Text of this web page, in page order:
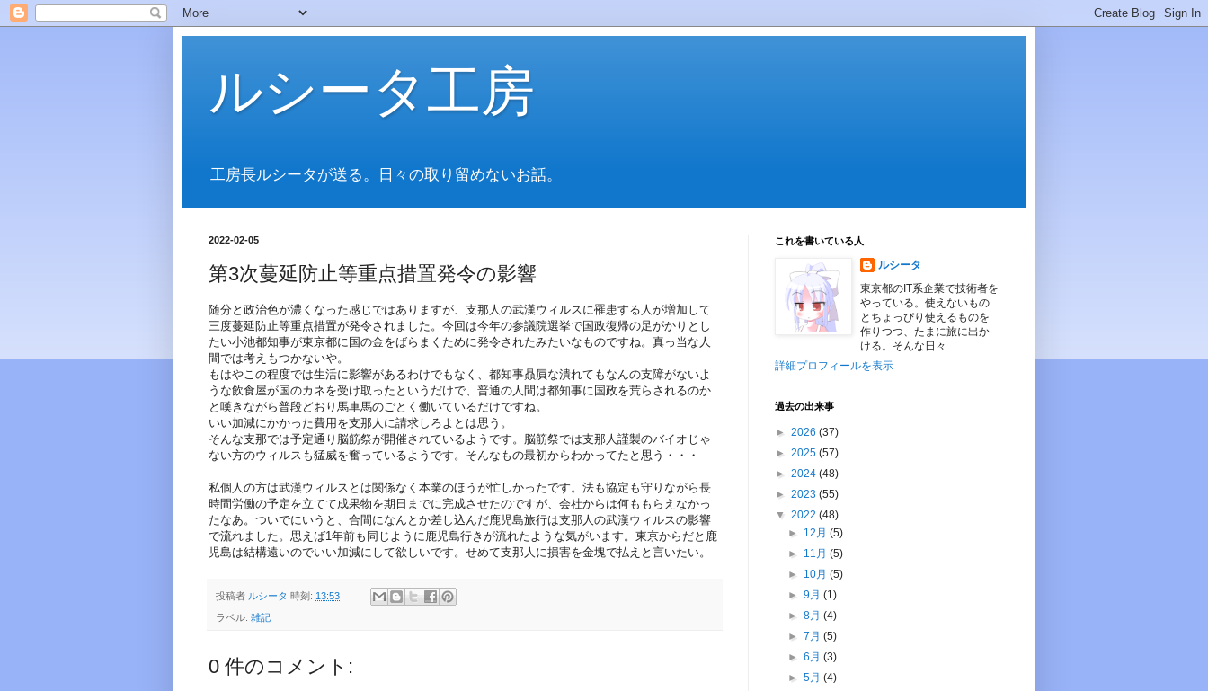
ルシータ工房
工房長ルシータが送る。日々の取り留めないお話。
2022-02-05
第3次蔓延防止等重点措置発令の影響
随分と政治色が濃くなった感じではありますが、支那人の武漢ウィルスに罹患する人が増加して
三度蔓延防止等重点措置が発令されました。今回は今年の参議院選挙で国政復帰の足がかりとし
たい小池都知事が東京都に国の金をばらまくために発令されたみたいなものですね。真っ当な人
間では考えもつかないや。
もはやこの程度では生活に影響があるわけでもなく、都知事贔屓な潰れてもなんの支障がないよ
うな飲食屋が国のカネを受け取ったというだけで、普通の人間は都知事に国政を荒らされるのか
と嘆きながら普段どおり馬車馬のごとく働いているだけですね。
いい加減にかかった費用を支那人に請求しろよとは思う。
そんな支那では予定通り脳筋祭が開催されているようです。脳筋祭では支那人謹製のバイオじゃ
ない方のウィルスも猛威を奮っているようです。そんなもの最初からわかってたと思う・・・
私個人の方は武漢ウィルスとは関係なく本業のほうが忙しかったです。法も協定も守りながら長
時間労働の予定を立てて成果物を期日までに完成させたのですが、会社からは何ももらえなかっ
たなあ。ついでにいうと、合間になんとか差し込んだ鹿児島旅行は支那人の武漢ウィルスの影響
で流れました。思えば1年前も同じように鹿児島行きが流れたような気がいます。東京からだと鹿
児島は結構遠いのでいい加減にして欲しいです。せめて支那人に損害を金塊で払えと言いたい。
投稿者 ルシータ 時刻: 13:53
ラベル: 雑記
0 件のコメント:
これを書いている人
ルシータ
東京都のIT系企業で技術者を
やっている。使えないもの
とちょっぴり使えるものを
作りつつ、たまに旅に出か
ける。そんな日々
詳細プロフィールを表示
過去の出来事
► 2026 (37)
► 2025 (57)
► 2024 (48)
► 2023 (55)
▼ 2022 (48)
► 12月(5)
► 11月(5)
► 10月(5)
►9月(1)
►8月(4)
►7月(5)
►6月(3)
►5月(4)